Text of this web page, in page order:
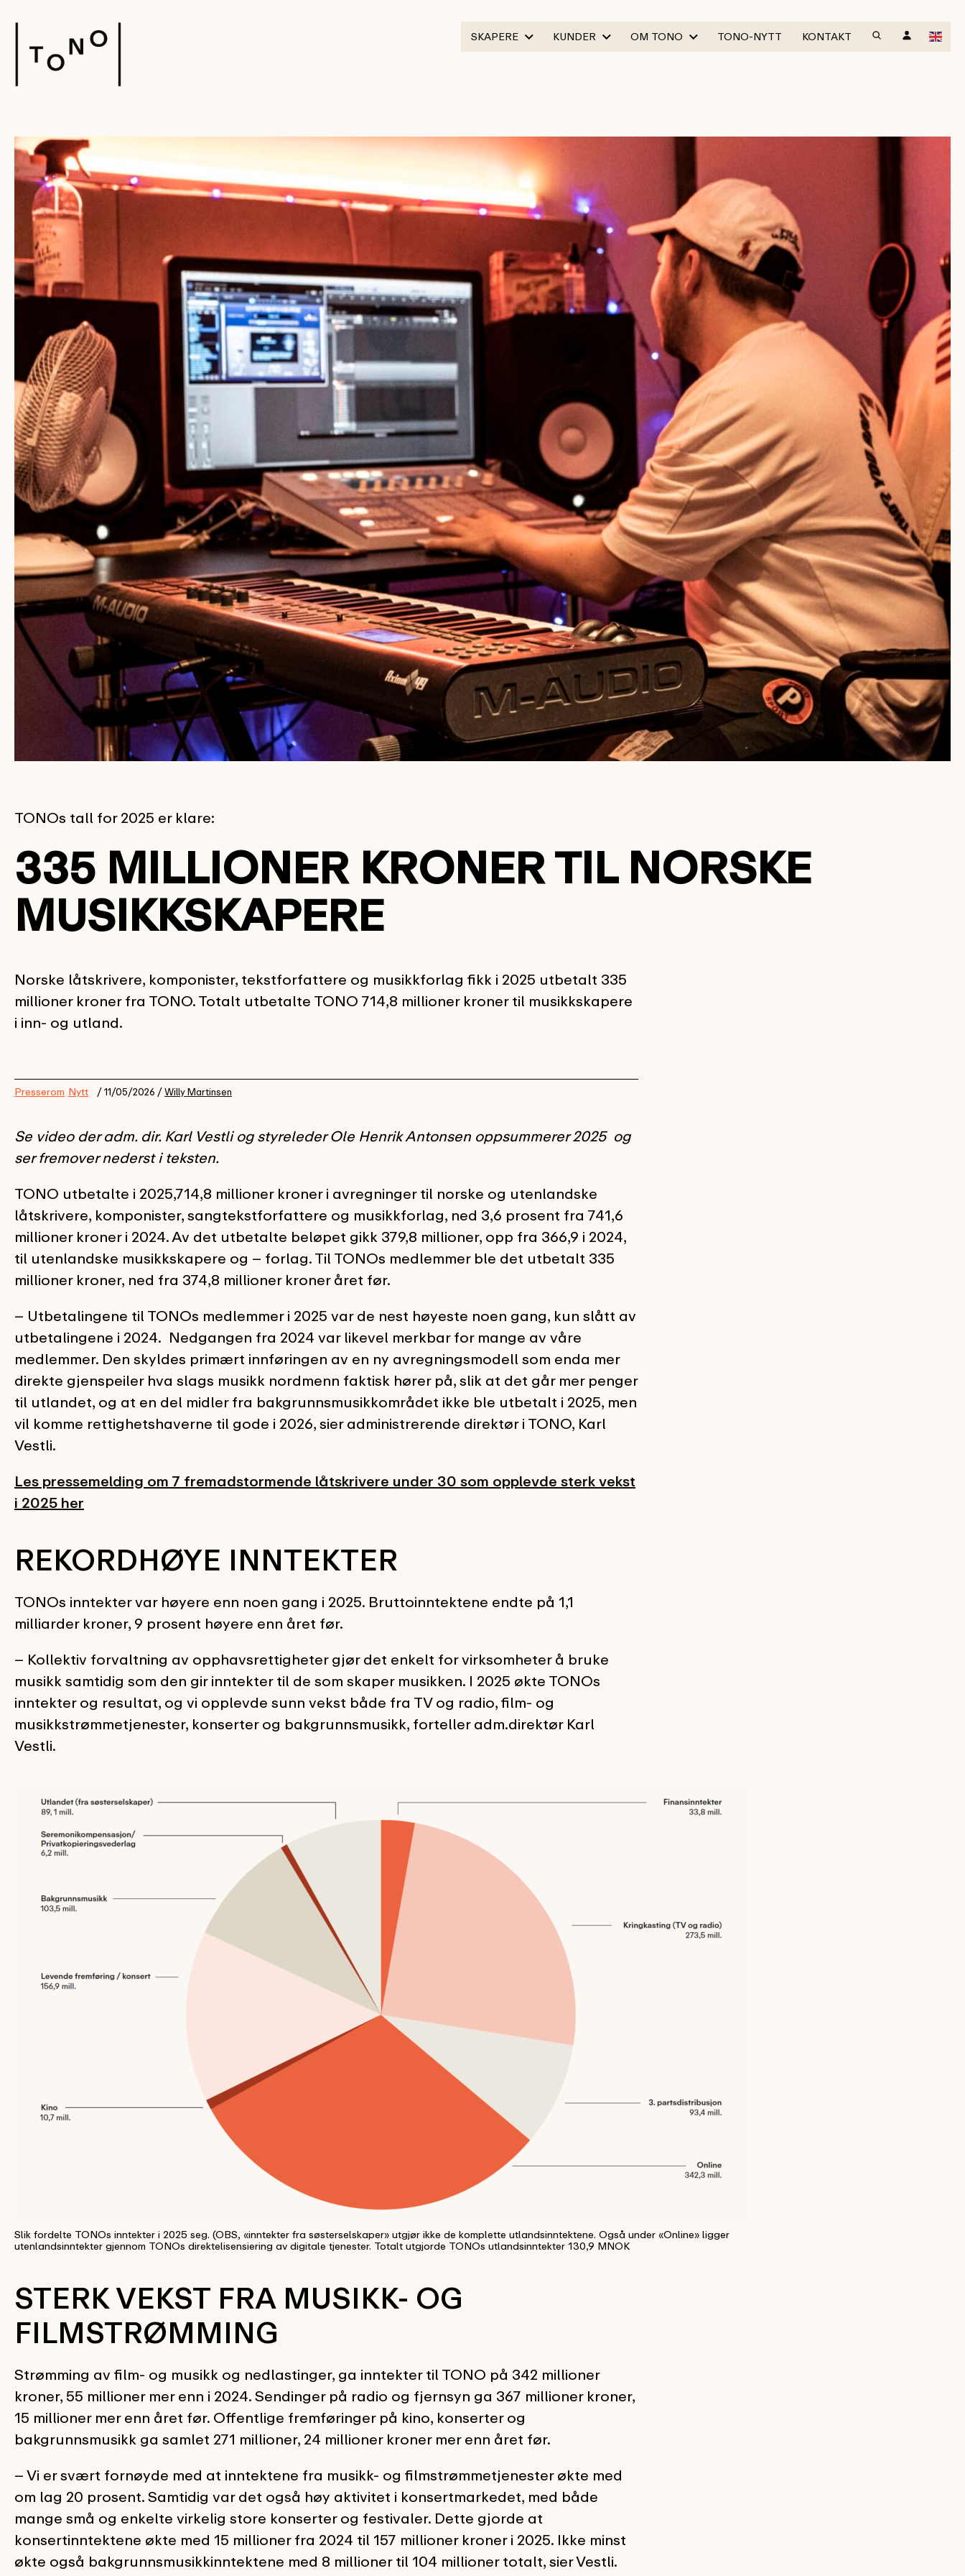
SKAPERE KUNDER OM TONO TONO-NYTT KONTAKT
TONOs tall for 2025 er klare:
335 MILLIONER KRONER TIL NORSKE
MUSIKKSKAPERE
Norske låtskrivere, komponister, tekstforfattere og musikkforlag fikk i 2025 utbetalt 335
millioner kroner fra TONO. Totalt utbetalte TONO 714,8 millioner kroner til musikkskapere
i inn- og utland.
Presserom Nytt / 11/05/2026 /Willy Martinsen
Se video der adm. dir. Karl Vestli og styreleder Ole Henrik Antonsen oppsummerer 2025 og
ser fremover nederst i teksten.
TONO utbetalte i 2025,714,8 millioner kroner i avregninger til norske og utenlandske
låtskrivere, komponister, sangtekstforfattere og musikkforlag, ned 3,6 prosent fra 741,6
millioner kroner i 2024. Av det utbetalte beløpet gikk 379,8 millioner, opp fra 366,9 i 2024,
til utenlandske musikkskapere og – forlag. Til TONOs medlemmer ble det utbetalt 335
millioner kroner, ned fra 374,8 millioner kroner året før.
– Utbetalingene til TONOs medlemmer i 2025 var de nest høyeste noen gang, kun slått av
utbetalingene i 2024. Nedgangen fra 2024 var likevel merkbar for mange av våre
medlemmer. Den skyldes primært innføringen av en ny avregningsmodell som enda mer
direkte gjenspeiler hva slags musikk nordmenn faktisk hører på, slik at det går mer penger
til utlandet, og at en del midler fra bakgrunnsmusikkområdet ikke ble utbetalt i 2025, men
vil komme rettighetshaverne til gode i 2026, sier administrerende direktør i TONO, Karl
Vestli.
Les pressemelding om 7 fremadstormende låtskrivere under 30 som opplevde sterk vekst
i 2025 her
REKORDHØYE INNTEKTER
TONOs inntekter var høyere enn noen gang i 2025. Bruttoinntektene endte på 1,1
milliarder kroner, 9 prosent høyere enn året før.
– Kollektiv forvaltning av opphavsrettigheter gjør det enkelt for virksomheter å bruke
musikk samtidig som den gir inntekter til de som skaper musikken. I 2025 økte TONOs
inntekter og resultat, og vi opplevde sunn vekst både fra TV og radio, film- og
musikkstrømmetjenester, konserter og bakgrunnsmusikk, forteller adm.direktør Karl
Vestli.
Slik fordelte TONOs inntekter i 2025 seg. (OBS, «inntekter fra søsterselskaper» utgjør ikke de komplette utlandsinntektene. Også under «Online» ligger
utenlandsinntekter gjennom TONOs direktelisensiering av digitale tjenester. Totalt utgjorde TONOs utlandsinntekter 130,9 MNOK
STERK VEKST FRA MUSIKK- OG
FILMSTRØMMING
Strømming av film- og musikk og nedlastinger, ga inntekter til TONO på 342 millioner
kroner, 55 millioner mer enn i 2024. Sendinger på radio og fjernsyn ga 367 millioner kroner,
15 millioner mer enn året før. Offentlige fremføringer på kino, konserter og
bakgrunnsmusikk ga samlet 271 millioner, 24 millioner kroner mer enn året før.
– Vi er svært fornøyde med at inntektene fra musikk- og filmstrømmetjenester økte med
om lag 20 prosent. Samtidig var det også høy aktivitet i konsertmarkedet, med både
mange små og enkelte virkelig store konserter og festivaler. Dette gjorde at
konsertinntektene økte med 15 millioner fra 2024 til 157 millioner kroner i 2025. Ikke minst
økte også bakgrunnsmusikkinntektene med 8 millioner til 104 millioner totalt, sier Vestli.